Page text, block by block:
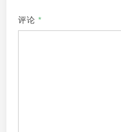
评论 *